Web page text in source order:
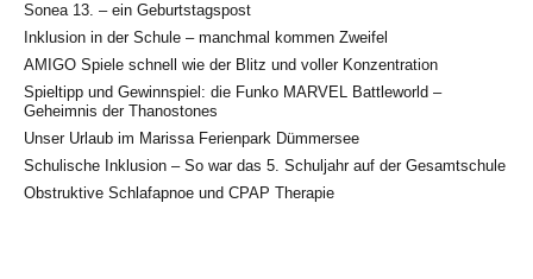
Sonea 13. – ein Geburtstagspost
Inklusion in der Schule – manchmal kommen Zweifel
AMIGO Spiele schnell wie der Blitz und voller Konzentration
Spieltipp und Gewinnspiel: die Funko MARVEL Battleworld –
Geheimnis der Thanostones
Unser Urlaub im Marissa Ferienpark Dümmersee
Schulische Inklusion – So war das 5. Schuljahr auf der Gesamtschule
Obstruktive Schlafapnoe und CPAP Therapie